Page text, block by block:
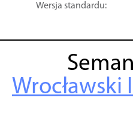
Wersja standardu: